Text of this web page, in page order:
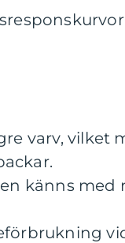
varv, vilket
känns